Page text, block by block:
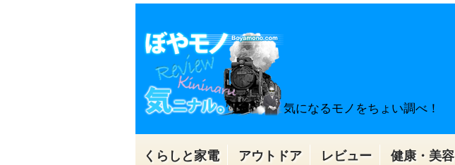
気になるモノをちょい調べ！
くらしと家電 アウトドア レビュー 健康・美容